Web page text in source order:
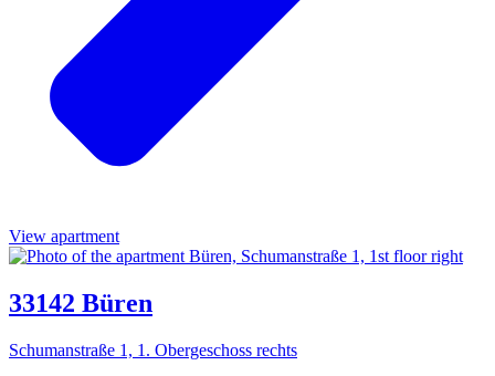
View apartment
33142 Büren
Schumanstraße 1, 1. Obergeschoss rechts